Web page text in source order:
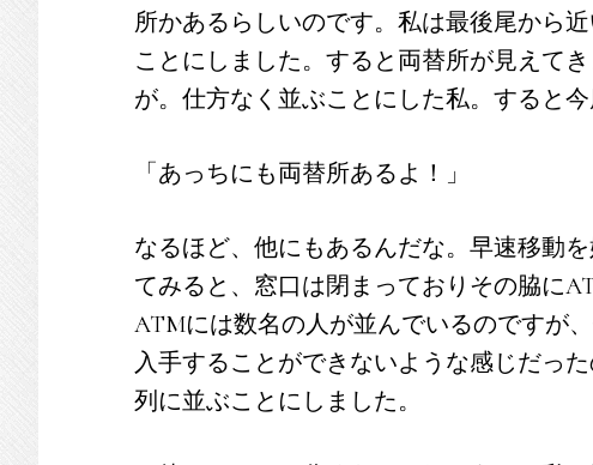
所かあるらしいのです。私は最後尾から
ことにしました。すると両替所が見えて
が。仕方なく並ぶことにした私。すると
「あっちにも両替所あるよ！」
なるほど、他にもあるんだな。早速移動
てみると、窓口は閉まっておりその脇に
ATMには数名の人が並んでいるのですが
入手することができないような感じだっ
列に並ぶことにしました。